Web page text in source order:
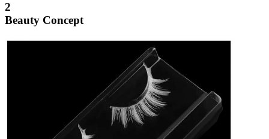
2
Beauty Concept